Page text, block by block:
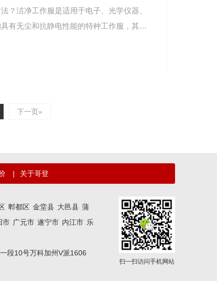
？洁净工作服是适用于电子、光学仪器、
有无尘和抗静电性能的特种工作服，其衣
下一页»
| 关于哥登
郫都区 金堂县 大邑县 蒲
市 广元市 遂宁市 内江市 乐
段10号万科加州V派1606
扫一扫访问手机网站